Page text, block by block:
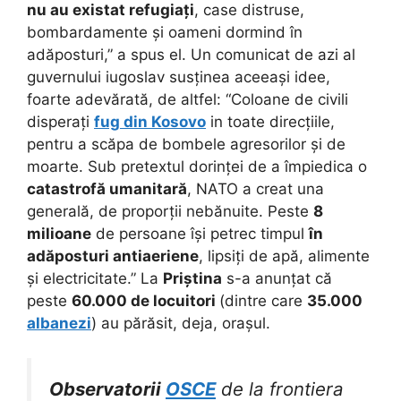
nu au existat refugiați, case distruse,
bombardamente și oameni dormind în
adăposturi,” a spus el. Un comunicat de azi al
guvernului iugoslav susținea aceeași idee,
foarte adevărată, de altfel: “Coloane de civili
disperați fug din Kosovo in toate direcțiile,
pentru a scăpa de bombele agresorilor și de
moarte. Sub pretextul dorinței de a împiedica o
catastrofă umanitară, NATO a creat una
generală, de proporții nebănuite. Peste 8
milioane de persoane își petrec timpulîn
adăposturi antiaeriene, lipsiți de apă, alimente
și electricitate.” La Priștina s-a anunțat că
peste 60.000 de locuitori (dintre care 35.000
albanezi) au părăsit, deja, orașul.
Observatorii OSCEde la frontiera